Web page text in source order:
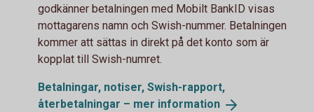
godkänner betalningen med Mobilt BankID visas
mottagarens namn och Swish-nummer. Betalningen
kommer att sättas in direkt på det konto som är
kopplat till Swish-numret.
Betalningar, notiser, Swish-rapport,
återbetalningar – mer information